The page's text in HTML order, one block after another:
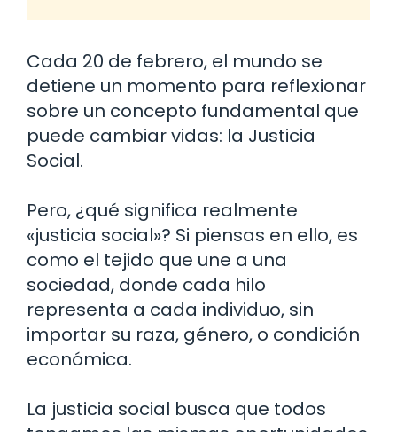
Cada 20 de febrero, el mundo se
detiene un momento para reflexionar
sobre un concepto fundamental que
puede cambiar vidas: la Justicia
Social.
Pero, ¿qué significa realmente
«justicia social»? Si piensas en ello, es
como el tejido que une a una
sociedad, donde cada hilo
representa a cada individuo, sin
importar su raza, género, o condición
económica.
La justicia social busca que todos